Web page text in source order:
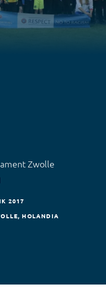
Zwolle
2017
HOLANDIA